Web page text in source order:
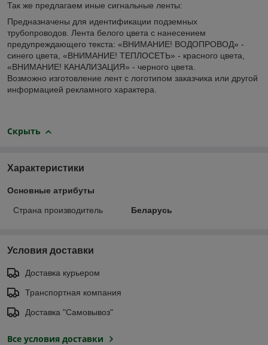
Так же предлагаем иные сигнальные ленты:
Предназначены для идентификации подземных
трубопроводов. Лента белого цвета с нанесением
предупреждающего текста: «ВНИМАНИЕ! ВОДОПРОВОД» -
синего цвета, «ВНИМАНИЕ! ТЕПЛОСЕТЬ» - красного цвета,
«ВНИМАНИЕ! КАНАЛИЗАЦИЯ» - черного цвета.
Возможно изготовление лент с логотипом заказчика или другой
информацией рекламного характера.
Скрыть
Характеристики
Основные атрибуты
Страна производитель Беларусь
Условия доставки
Доставка курьером
Транспортная компания
Доставка "Самовывоз"
Все условия доставки